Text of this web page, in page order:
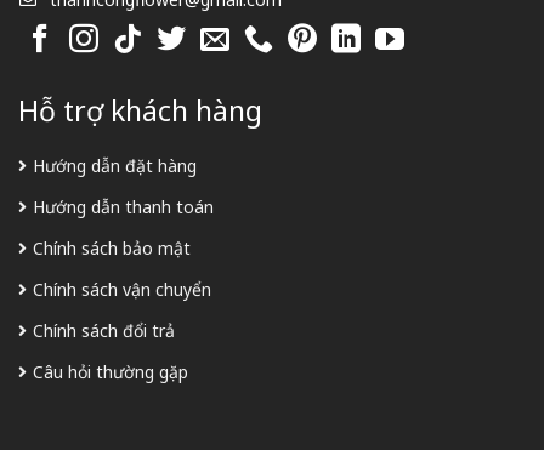
Hỗ trợ khách hàng
Hướng dẫn đặt hàng
Hướng dẫn thanh toán
Chính sách bảo mật
Chính sách vận chuyển
Chính sách đổi trả
Câu hỏi thường gặp